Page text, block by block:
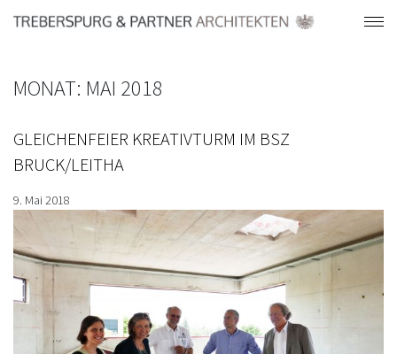
MONAT: MAI 2018
GLEICHENFEIER KREATIVTURM IM BSZ
BRUCK/LEITHA
9. Mai 2018